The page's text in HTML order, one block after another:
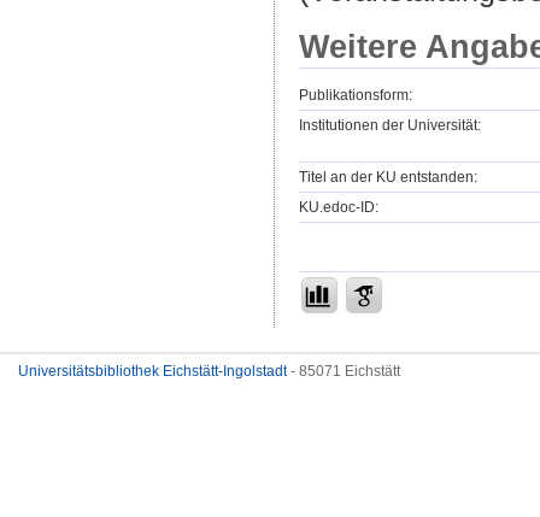
Weitere
Publikationsform:
Institutionen der Universität:
Titel an der KU entstanden:
KU.edoc-ID:
Universitätsbibliothek Eichstätt-Ingolstadt- 85071 Eichstätt